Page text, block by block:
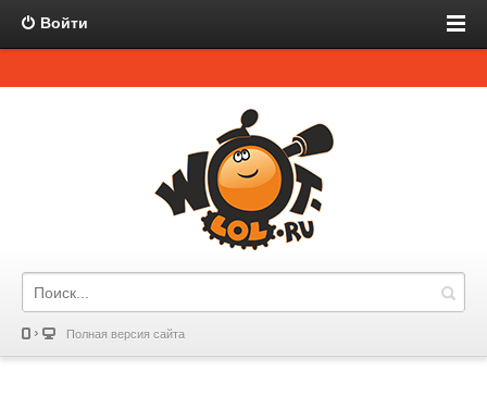
Войти
Полная версия сайта